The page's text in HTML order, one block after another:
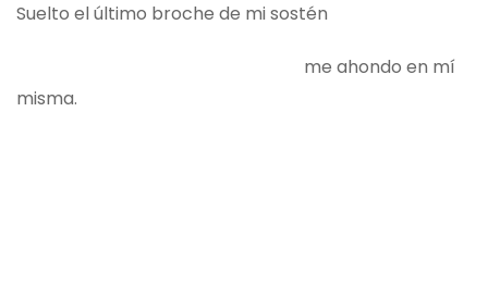
Suelto el último broche de mi sostén
me ahondo en mí
misma.